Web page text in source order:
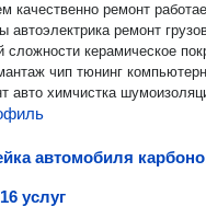
качественно ремонт
автоэлектрика ремонт
сложности керамическое
чип тюнинг
авто химчистка
услуг